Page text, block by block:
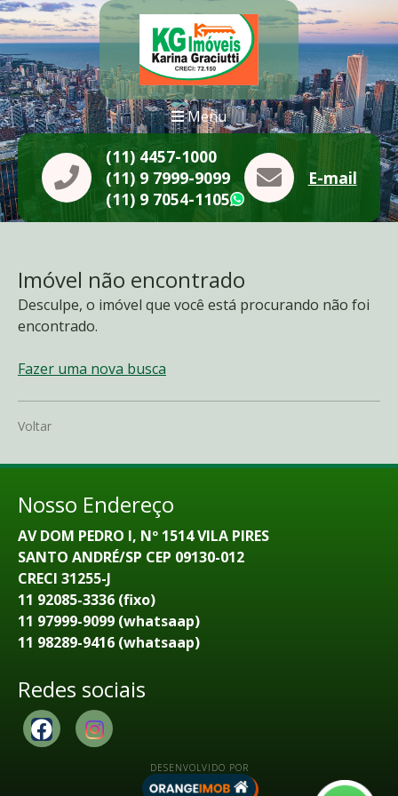
Menu
(11) 4457-1000
(11) 9 7999-9099
(11) 9 7054-1105
WhatsApp
E-mail
Imóvel não encontrado
Desculpe, o imóvel que você está procurando não foi
encontrado.
Fazer uma nova busca
Voltar
Nosso Endereço
AV DOM PEDRO I, Nº 1514 VILA PIRES
SANTO ANDRÉ/SP CEP 09130-012
CRECI 31255-J
11 92085-3336 (fixo)
11 97999-9099 (whatsaap)
11 98289-9416 (whatsaap)
Redes sociais
DESENVOLVIDO POR